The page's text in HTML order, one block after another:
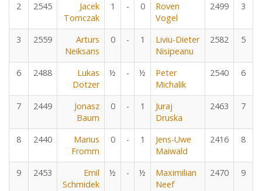
2 2545
Jacek
Tomczak
1 - 0
Roven
Vogel
2499 3
3 2559
Arturs
Neiksans
0 - 1
Liviu-Dieter
Nisipeanu
2582 5
6 2488
Lukas
Dotzer
½ - ½
Peter
Michalik
2540 6
7 2449
Jonasz
Baum
0 - 1
Juraj
Druska
2463 7
8 2440
Marius
Fromm
0 - 1
Jens-Uwe
Maiwald
2416 8
9 2453
Emil
Schmidek
½ - ½
Maximilian
Neef
2470 9